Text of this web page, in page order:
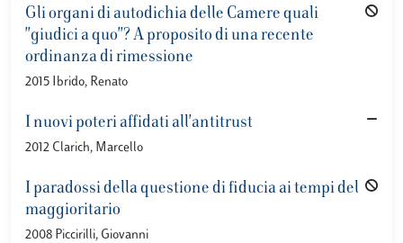
Gli organi di autodichia delle Camere quali
"giudici a quo"? A proposito di una recente
ordinanza di rimessione
2015 Ibrido, Renato
I nuovi poteri affidati all'antitrust
2012 Clarich, Marcello
I paradossi della questione di fiducia ai tempi del
maggioritario
2008 Piccirilli, Giovanni